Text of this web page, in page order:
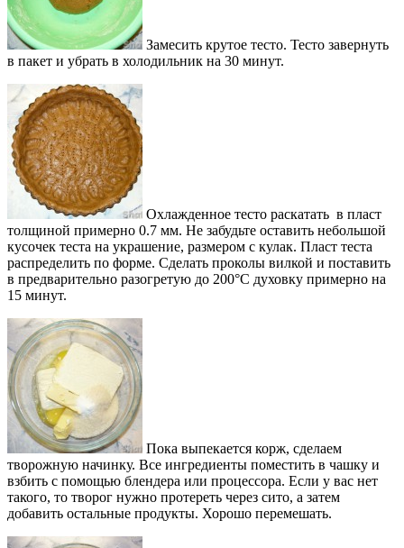
Замесить крутое тесто. Тесто завернуть
в пакет и убрать в холодильник на 30 минут.
Охлажденное тесто раскатать в пласт
толщиной примерно 0.7 мм. Не забудьте оставить небольшой
кусочек теста на украшение, размером с кулак. Пласт теста
распределить по форме. Сделать проколы вилкой и поставить
в предварительно разогретую до 200°С духовку примерно на
15 минут.
Пока выпекается корж, сделаем
творожную начинку. Все ингредиенты поместить в чашку и
взбить с помощью блендера или процессора. Если у вас нет
такого, то творог нужно протереть через сито, а затем
добавить остальные продукты. Хорошо перемешать.